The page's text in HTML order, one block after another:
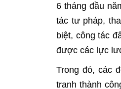
6 tháng đầu
tác tư pháp,
biệt, công tác
được các lực
Trong đó, các
tranh thành